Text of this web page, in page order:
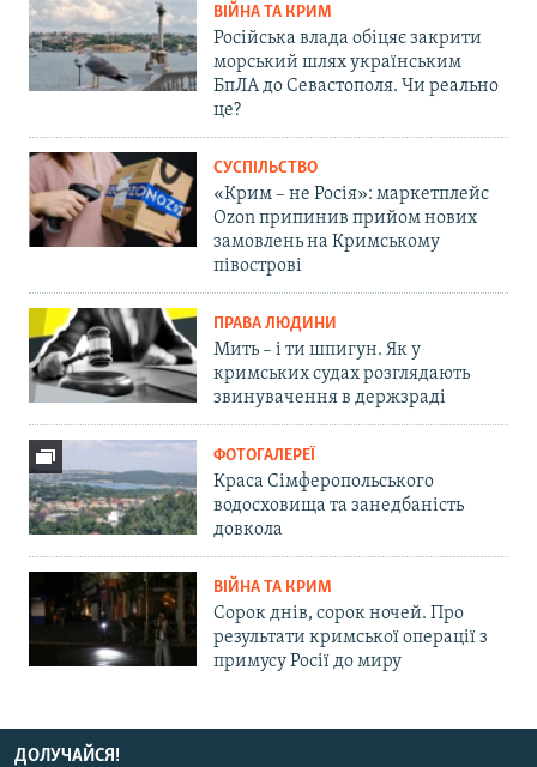
ВІЙНА ТА КРИМ
Російська влада обіцяє закрити
морський шлях українським
БпЛА до Севастополя. Чи реально
це?
СУСПІЛЬСТВО
«Крим – не Росія»: маркетплейс
Ozon припинив прийом нових
замовлень на Кримському
півострові
ПРАВА ЛЮДИНИ
Мить – і ти шпигун. Як у
кримських судах розглядають
звинувачення в держзраді
ФОТОГАЛЕРЕЇ
Краса Сімферопольського
водосховища та занедбаність
довкола
ВІЙНА ТА КРИМ
Сорок днів, сорок ночей. Про
результати кримської операції з
примусу Росії до миру
ДОЛУЧАЙСЯ!